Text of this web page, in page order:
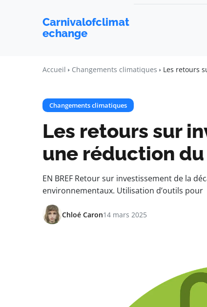
Carnivalofclimat
echange
Accueil Changements climatiques Les retours
Changements climatiques
Les retours sur
une réduction
EN BREF Retour sur investissement de la
environnementaux. Utilisation d’outils pour
Chloé Caron14 mars 2025